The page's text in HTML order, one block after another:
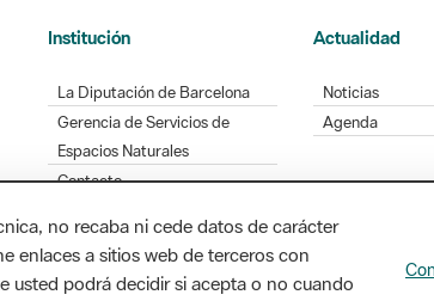
Institución
La Diputación de Barcelona
Gerencia de Servicios de
Espacios Naturales
Contacto
Actualidad
Noticias
Agenda
Diputación de Barcelona. Edifici Llacuna, 1a planta.
no recaba ni cede datos de carácter
enlaces a sitios web de terceros con
usted podrá decidir si acepta o no cuando